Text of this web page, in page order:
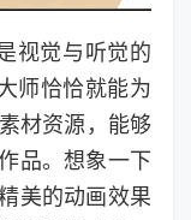
视觉与听觉的
师恰恰就能为
材资源，能够
品。想象一下
美的动画效果